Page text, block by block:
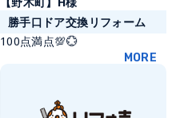
勝手口ドア交換リフォーム
100点満点💯💮
MORE